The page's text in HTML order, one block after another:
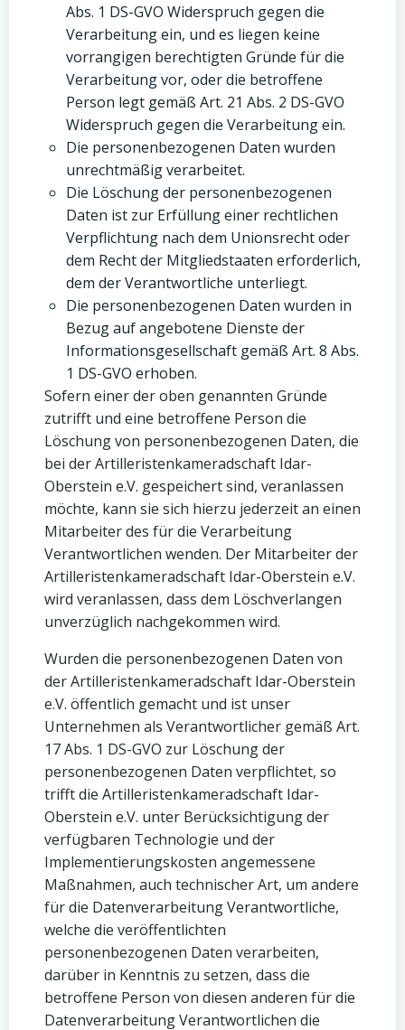
Abs. 1 DS-GVO Widerspruch gegen die
Verarbeitung ein, und es liegen keine
vorrangigen berechtigten Gründe für die
Verarbeitung vor, oder die betroffene
Person legt gemäß Art. 21 Abs. 2 DS-GVO
Widerspruch gegen die Verarbeitung ein.
Die personenbezogenen Daten wurden
unrechtmäßig verarbeitet.
Die Löschung der personenbezogenen
Daten ist zur Erfüllung einer rechtlichen
Verpflichtung nach dem Unionsrecht oder
dem Recht der Mitgliedstaaten erforderlich,
dem der Verantwortliche unterliegt.
Die personenbezogenen Daten wurden in
Bezug auf angebotene Dienste der
Informationsgesellschaft gemäß Art. 8 Abs.
1 DS-GVO erhoben.
Sofern einer der oben genannten Gründe
zutrifft und eine betroffene Person die
Löschung von personenbezogenen Daten, die
bei der Artilleristenkameradschaft Idar-
Oberstein e.V. gespeichert sind, veranlassen
möchte, kann sie sich hierzu jederzeit an einen
Mitarbeiter des für die Verarbeitung
Verantwortlichen wenden. Der Mitarbeiter der
Artilleristenkameradschaft Idar-Oberstein e.V.
wird veranlassen, dass dem Löschverlangen
unverzüglich nachgekommen wird.
Wurden die personenbezogenen Daten von
der Artilleristenkameradschaft Idar-Oberstein
e.V. öffentlich gemacht und ist unser
Unternehmen als Verantwortlicher gemäß Art.
17 Abs. 1 DS-GVO zur Löschung der
personenbezogenen Daten verpflichtet, so
trifft die Artilleristenkameradschaft Idar-
Oberstein e.V. unter Berücksichtigung der
verfügbaren Technologie und der
Implementierungskosten angemessene
Maßnahmen, auch technischer Art, um andere
für die Datenverarbeitung Verantwortliche,
welche die veröffentlichten
personenbezogenen Daten verarbeiten,
darüber in Kenntnis zu setzen, dass die
betroffene Person von diesen anderen für die
Datenverarbeitung Verantwortlichen die